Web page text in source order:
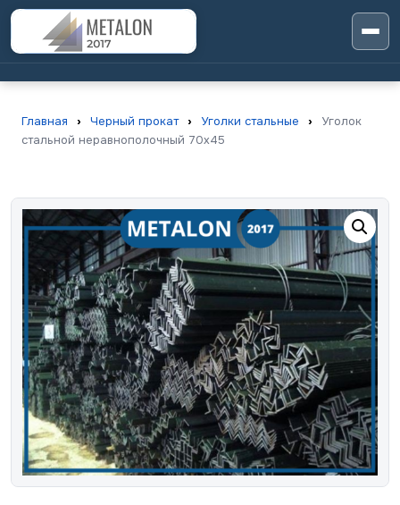
Главная › Черный прокат › Уголки стальные ›
Уголок
стальной неравнополочный 70х45